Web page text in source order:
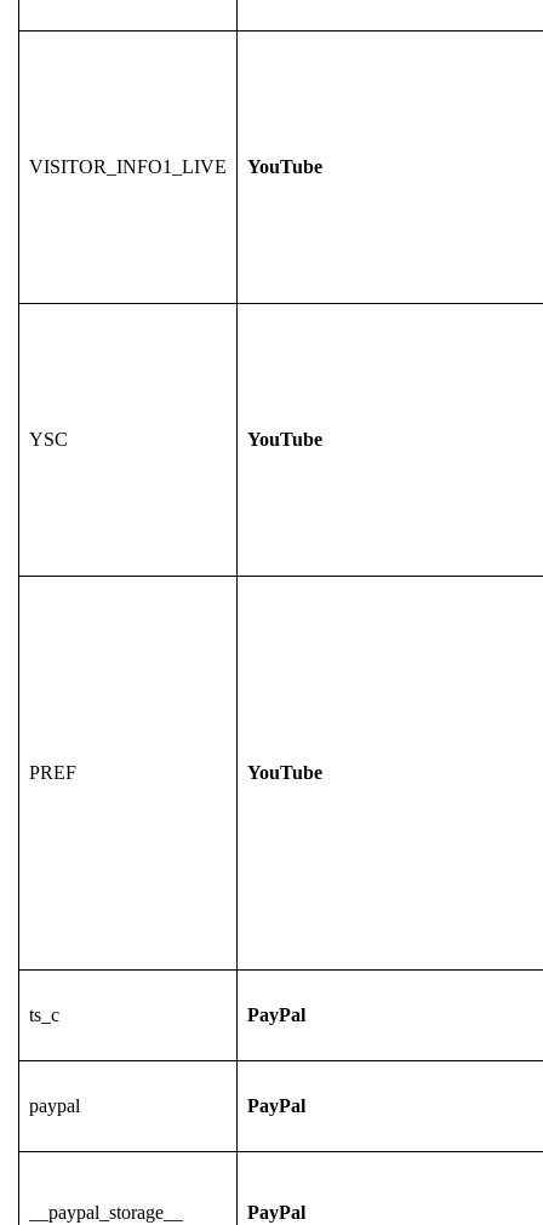
VISITOR_INFO1_LIVE YouTube
YSC YouTube
PREF YouTube
ts_c PayPal
paypal PayPal
__paypal_storage__ PayPal